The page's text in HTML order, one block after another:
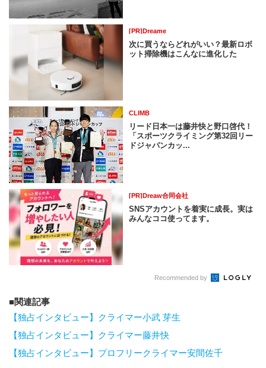
[PR]Dreame
次に買うならどれがいい？最新ロボ
ット掃除機はこんなに進化した
CLIMB
リード日本一は藤井快と野口啓代！
「スポーツクライミング第32回リー
ドジャパンカッ...
[PR]Dreaw合同会社
SNSアカウントを着実に成長。実は
みんなココ使ってます。
Recommended by
関連記事
【独占インタビュー】クライマー小武 芽生
【独占インタビュー】クライマー藤井快
【独占インタビュー】プロフリークライマー安間佐千